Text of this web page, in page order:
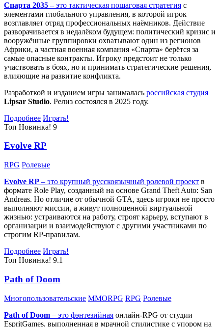
Спарта 2035 – это тактическая пошаговая стратегия с
элементами глобального управления, в которой игрок
возглавляет отряд профессиональных наёмников. Действие
разворачивается в недалёком будущем: политический кризис и
вооружённые группировки охватывают один из регионов
Африки, а частная военная компания «Спарта» берётся за
самые опасные контракты. Игроку предстоит не только
участвовать в боях, но и принимать стратегические решения,
влияющие на развитие конфликта.
Разработкой и изданием игры занималась российская студия
Lipsar Studio. Релиз состоялся в 2025 году.
Подробнее Играть!
Топ Новинка! 9
Evolve RP
RPG Ролевые
Evolve RP – это крупный русскоязычный ролевой проект в
формате Role Play, созданный на основе Grand Theft Auto: San
Andreas. Но отличие от обычной GTA, здесь игроки не просто
выполняют миссии, а живут полноценной виртуальной
жизнью: устраиваются на работу, строят карьеру, вступают в
организации и взаимодействуют с другими участниками по
строгим RP-правилам.
Подробнее Играть!
Топ Новинка! 9.1
Path of Doom
Многопользовательские MMORPG RPG Ролевые
Path of Doom – это фэнтезийная онлайн-RPG от студии
EspritGames, выполненная в мрачной стилистике с упором на